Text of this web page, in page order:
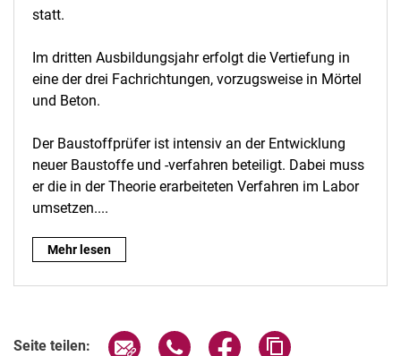
statt.
Im dritten Ausbildungsjahr erfolgt die Vertiefung in
eine der drei Fachrichtungen, vorzugsweise in Mörtel
und Beton.
Der Baustoffprüfer ist intensiv an der Entwicklung
neuer Baustoffe und -verfahren beteiligt. Dabei muss
er die in der Theorie erarbeiteten Verfahren im Labor
umsetzen....
Ausbildungsbetrieb:
Mehr lesen
Seite teilen: Seite über E-Mail teilen
Seite über WhatsApp teilen
Seite über Facebook